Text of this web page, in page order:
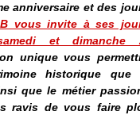
anniversaire et des
vous invite à ses
et dimanche
unique vous
historique que
que le métier
ravis de vous faire